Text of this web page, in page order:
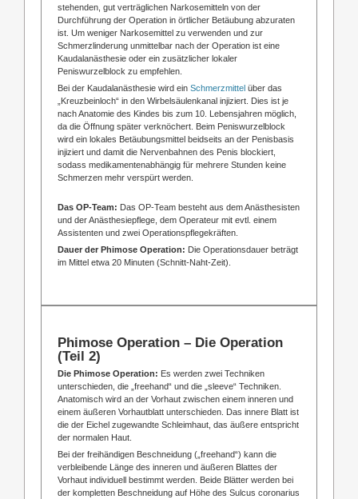
stehenden, gut verträglichen Narkosemitteln von der
Durchführung der Operation in örtlicher Betäubung abzuraten
ist. Um weniger Narkosemittel zu verwenden und zur
Schmerzlinderung unmittelbar nach der Operation ist eine
Kaudalanästhesie oder ein zusätzlicher lokaler
Peniswurzelblock zu empfehlen.
Bei der Kaudalanästhesie wird ein Schmerzmittelüber das
„Kreuzbeinloch“ in den Wirbelsäulenkanal injiziert. Dies ist je
nach Anatomie des Kindes bis zum 10. Lebensjahren möglich,
da die Öffnung später verknöchert. Beim Peniswurzelblock
wird ein lokales Betäubungsmittel beidseits an der Penisbasis
injiziert und damit die Nervenbahnen des Penis blockiert,
sodass medikamentenabhängig für mehrere Stunden keine
Schmerzen mehr verspürt werden.
Das OP-Team: Das OP-Team besteht aus dem Anästhesisten
und der Anästhesiepflege, dem Operateur mit evtl. einem
Assistenten und zwei Operationspflegekräften.
Dauer der Phimose Operation: Die Operationsdauer beträgt
im Mittel etwa 20 Minuten (Schnitt-Naht-Zeit).
Phimose Operation – Die Operation
(Teil 2)
Die Phimose Operation: Es werden zwei Techniken
unterschieden, die „freehand“ und die „sleeve“ Techniken.
Anatomisch wird an der Vorhaut zwischen einem inneren und
einem äußeren Vorhautblatt unterschieden. Das innere Blatt ist
die der Eichel zugewandte Schleimhaut, das äußere entspricht
der normalen Haut.
Bei der freihändigen Beschneidung („freehand“) kann die
verbleibende Länge des inneren und äußeren Blattes der
Vorhaut individuell bestimmt werden. Beide Blätter werden bei
der kompletten Beschneidung auf Höhe des Sulcus coronarius